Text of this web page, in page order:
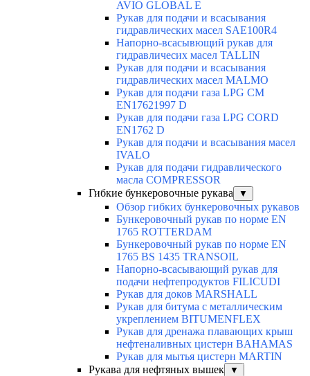
AVIO GLOBAL E
Рукав для подачи и всасывания
гидравлических масел SAE100R4
Напорно-всасывющий рукав для
гидравличесих масел TALLIN
Рукав для подачи и всасывания
гидравлических масел MALMO
Рукав для подачи газа LPG CM
EN17621997 D
Рукав для подачи газа LPG CORD
EN1762 D
Рукав для подачи и всасывания масел
IVALO
Рукав для подачи гидравлического
масла COMPRESSOR
Гибкие бункеровочные рукава
▼
Обзор гибких бункеровочных рукавов
Бункеровочный рукав по норме EN
1765 ROTTERDAM
Бункеровочный рукав по норме EN
1765 BS 1435 TRANSOIL
Напорно-всасывающий рукав для
подачи нефтепродуктов FILICUDI
Рукав для доков MARSHALL
Рукав для битума с металлическим
укреплением BITUMENFLEX
Рукав для дренажа плавающих крыш
нефтеналивных цистерн BAHAMAS
Рукав для мытья цистерн MARTIN
Рукава для нефтяных вышек
▼